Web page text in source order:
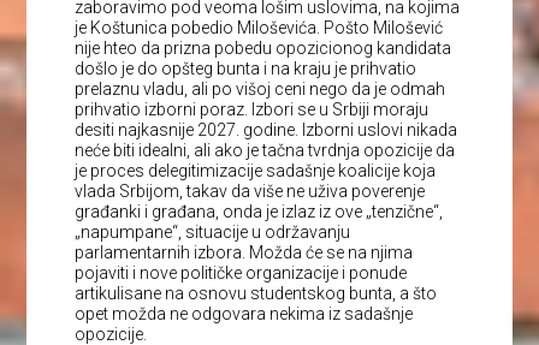
zaboravimo pod veoma lošim uslovima, na kojima
je Koštunica pobedio Miloševića. Pošto Milošević
nije hteo da prizna pobedu opozicionog kandidata
došlo je do opšteg bunta i na kraju je prihvatio
prelaznu vladu, ali po višoj ceni nego da je odmah
prihvatio izborni poraz. Izbori se u Srbiji moraju
desiti najkasnije 2027. godine. Izborni uslovi nikada
neće biti idealni, ali ako je tačna tvrdnja opozicije da
je proces delegitimizacije sadašnje koalicije koja
vlada Srbijom, takav da više ne uživa poverenje
građanki i građana, onda je izlaz iz ove „tenzične“,
„napumpane“, situacije u održavanju
parlamentarnih izbora. Možda će se na njima
pojaviti i nove političke organizacije i ponude
artikulisane na osnovu studentskog bunta, a što
opet možda ne odgovara nekima iz sadašnje
opozicije.